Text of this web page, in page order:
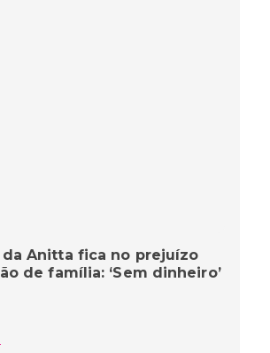
da Anitta fica no prejuízo
de família: ‘Sem dinheiro’